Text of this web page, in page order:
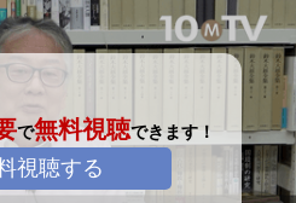
で無料視聴できます！
視聴する